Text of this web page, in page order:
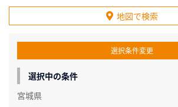
地図で検索
選択条件変更
選択中の条件
宮城県